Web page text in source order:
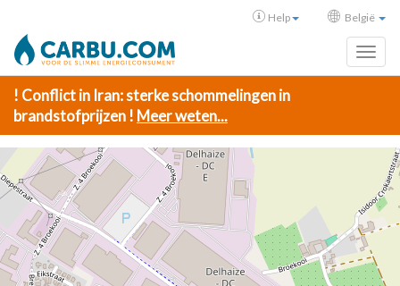
Help België
! Conflict in Iran: sterke schommelingen in
brandstofprijzen ! Meer weten...